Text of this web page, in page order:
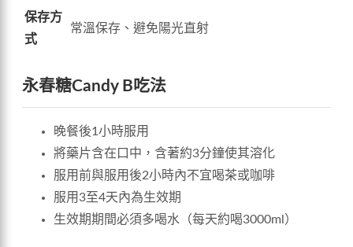
保存方
式
常溫保存、避免陽光直射
永春糖Candy B吃法
晚餐後1小時服用
將藥片含在口中，含著約3分鐘使其溶化
服用前與服用後2小時內不宜喝茶或咖啡
服用3至4天內為生效期
生效期期間必須多喝水（每天約喝3000ml）